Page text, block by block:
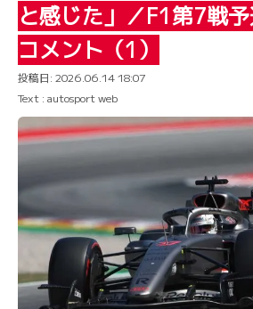
と感じた」／F1第7戦
コメント（1）
投稿日: 2026.06.14 18:07
Text : autosport web